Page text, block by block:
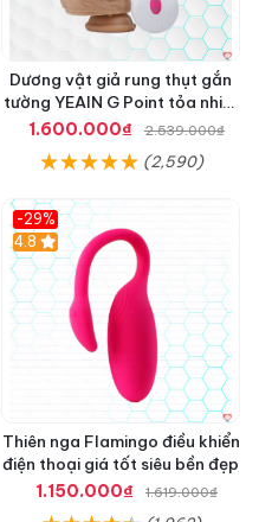
Dương vật giả rung thụt gắn
tường YEAIN G Point tỏa nhiệt
điều khiển từ xa
1.600.000₫ 2.539.000₫
(2,590)
-29%
Hot
4.8
Thiên nga Flamingo điều khiển
điện thoại giá tốt siêu bền đẹp
1.150.000₫
1.619.000₫